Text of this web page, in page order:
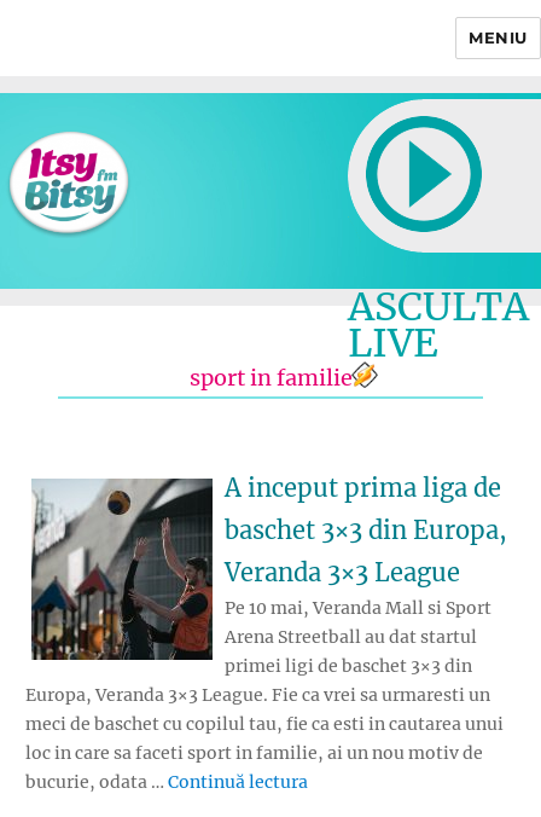
MENIU
ASCULTA
LIVE
sport in familie
A inceput prima liga de
baschet 3×3 din Europa,
Veranda 3×3 League
Pe 10 mai, Veranda Mall si Sport
Arena Streetball au dat startul
primei ligi de baschet 3×3 din
Europa, Veranda 3×3 League. Fie ca vrei sa urmaresti un
meci de baschet cu copilul tau, fie ca esti in cautarea unui
loc in care sa faceti sport in familie, ai un nou motiv de
bucurie, odata … Continuă lectura